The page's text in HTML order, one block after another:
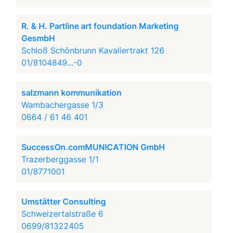
R. & H. Partline art foundation Marketing
GesmbH
Schloß Schönbrunn Kavaliertrakt 126
01/8104849...-0
salzmann kommunikation
Wambachergasse 1/3
0664 / 61 46 401
SuccessOn.comMUNICATION GmbH
Trazerberggasse 1/1
01/8771001
Umstätter Consulting
Schweizertalstraße 6
0699/81322405